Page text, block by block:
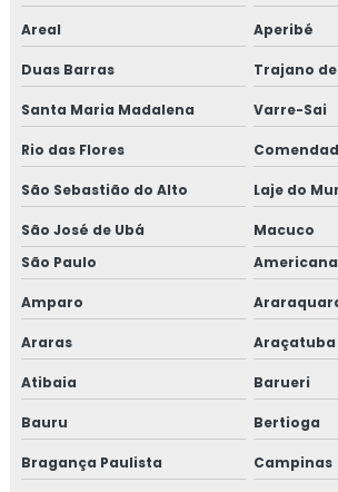
TESTE HIDROSTÁTICO
NR13 TESTE HIDROSTATICO
TESTE HIDROSTÁTICO TUBULAÇÃO
TESTE DE PRESSÃO HIDROSTÁTICA
TESTE HIDROSTATICO EM
TESTE HIDROSTÁTICO EM
TESTE HIDROSTÁTICO EM
LAUDO DE ESTANQUEIDADE
TESTE DE ESTANQUEIDADE ÁGUA
TESTE DE ESTANQUEIDADE EM
TESTE DE VAZAMENTO DE GÁS
Areal Aperibé
Duas Barras Trajano
Santa Maria Madalena Varre-Sai
Rio das Flores
São Sebastião do Alto Laje do
São José de Ubá
Macuco
São Paulo
Americana
Amparo
Araras Araçatuba
Atibaia Barueri
Bauru Bertioga
Bragança Paulista Campinas